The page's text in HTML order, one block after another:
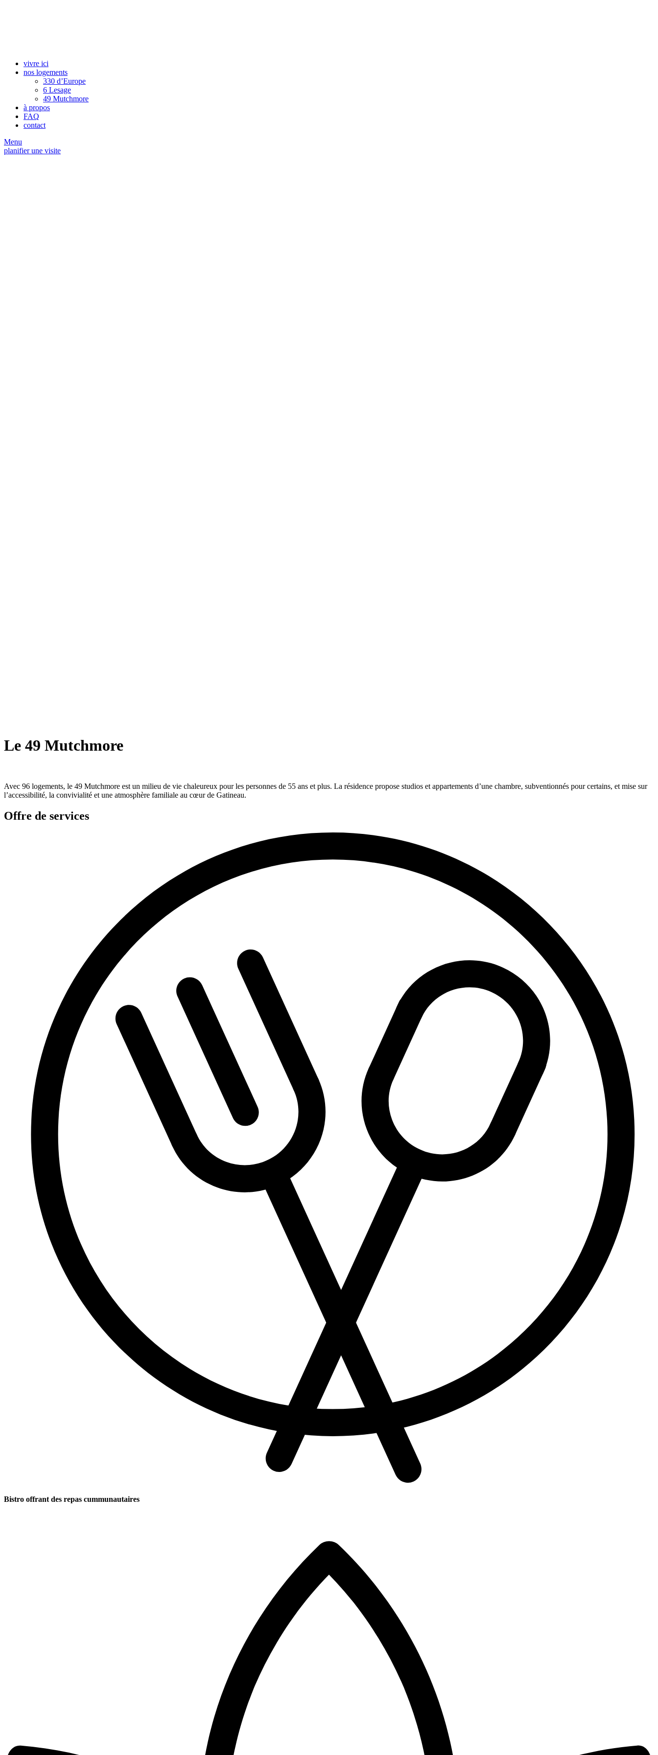
vivre ici
nos logements
330 d’Europe
6 Lesage
49 Mutchmore
à propos
FAQ
contact
Menu
planifier une visite
Le 49 Mutchmore
Avec 96 logements, le 49 Mutchmore est un milieu de vie chaleureux pour les personnes de 55 ans et plus. La résidence propose studios et appartements d’une chambre, subventionnés pour certains, et mise sur
l’accessibilité, la convivialité et une atmosphère familiale au cœur de Gatineau.
Offre de services
Bistro offrant des repas cummunautaires